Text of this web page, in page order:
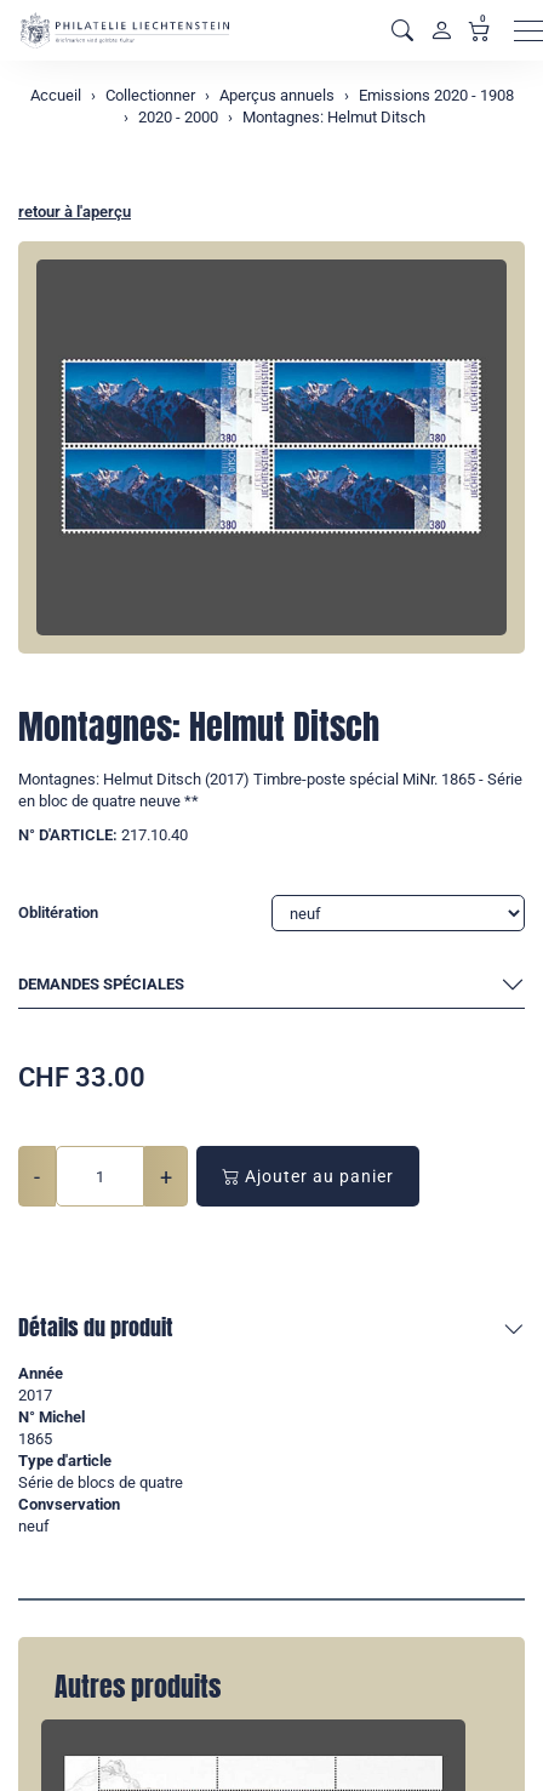
0
Accueil Collectionner Aperçus annuels
Emissions 2020 - 1908
2020 - 2000
Montagnes: Helmut Ditsch
retour à l'aperçu
Montagnes: Helmut Ditsch
Montagnes: Helmut Ditsch (2017) Timbre-poste spécial MiNr. 1865 - Série
en bloc de quatre neuve **
N° D'ARTICLE: 217.10.40
Oblitération
DEMANDES SPÉCIALES
CHF 33.00
- + Ajouter au panier
Détails du produit
Année
2017
N° Michel
1865
Type d'article
Série de blocs de quatre
Convservation
neuf
Autres produits